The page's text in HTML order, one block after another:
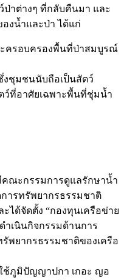
ป่าต่างๆ ที่กลับคืนมา และ
งน้ำและป่า ได้แก่
ะครอบครองพื้นที่ป่าสมบูรณ์
งชุมชนนับถือเป็นสัตว์
ว์ที่อาศัยเฉพาะพื้นที่ชุ่มน้ำ
คณะกรรมการดูแลรักษาน้ำ
ารทรัพยากรธรรมชาติ
ได้จัดตั้ง “กองทุนเครือข่าย
ำเนินกิจกรรมด้านการ
ยากรธรรมชาติของเครือ
ช้ภูมิปัญญาปกา เกอะ ญอ